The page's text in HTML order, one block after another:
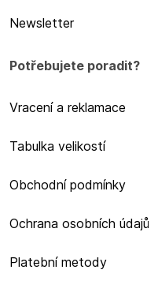
Newsletter
Potřebujete poradit?
Vracení a reklamace
Tabulka velikostí
Obchodní podmínky
Ochrana osobních údajů
Platební metody